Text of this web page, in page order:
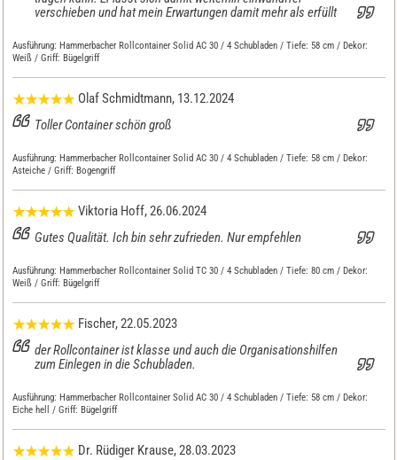
verschieben und hat mein Erwartungen damit mehr als erfüllt
Ausführung: Hammerbacher Rollcontainer Solid AC 30 / 4 Schubladen / Tiefe: 58 cm / Dekor:
Weiß / Griff: Bügelgriff
Olaf Schmidtmann, 13.12.2024
Toller Container schön groß
Ausführung: Hammerbacher Rollcontainer Solid AC 30 / 4 Schubladen / Tiefe: 58 cm / Dekor:
Asteiche / Griff: Bogengriff
Viktoria Hoff, 26.06.2024
Gutes Qualität. Ich bin sehr zufrieden. Nur empfehlen
Ausführung: Hammerbacher Rollcontainer Solid TC 30 / 4 Schubladen / Tiefe: 80 cm / Dekor:
Weiß / Griff: Bügelgriff
Fischer, 22.05.2023
der Rollcontainer ist klasse und auch die Organisationshilfen
zum Einlegen in die Schubladen.
Ausführung: Hammerbacher Rollcontainer Solid AC 30 / 4 Schubladen / Tiefe: 58 cm / Dekor:
Eiche hell / Griff: Bügelgriff
Dr. Rüdiger Krause, 28.03.2023